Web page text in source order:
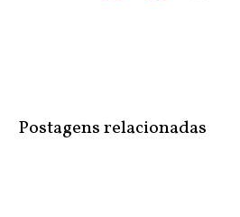
Postagens relacionadas